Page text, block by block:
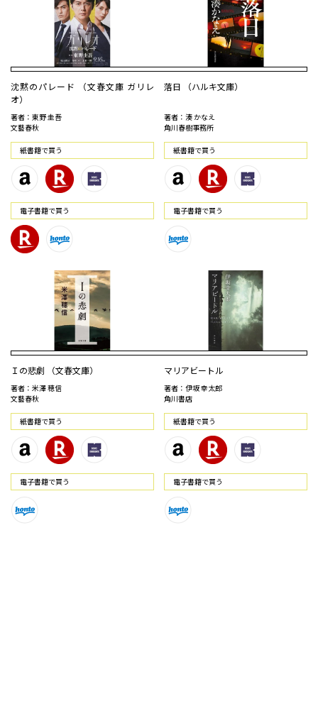
沈黙のパレード （文春文庫 ガリレ
オ）
著者：東野 圭吾
文藝春秋
紙書籍で買う
電⼦書籍で買う
落日 （ハルキ文庫）
著者：湊 かなえ
角川春樹事務所
紙書籍で買う
電⼦書籍で買う
Ｉの悲劇 （文春文庫）
著者：米澤 穂信
文藝春秋
紙書籍で買う
電⼦書籍で買う
マリアビートル
著者：伊坂 幸太郎
角川書店
紙書籍で買う
電⼦書籍で買う